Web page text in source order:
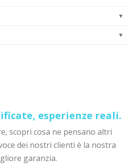
esperienze reali.
scopri cosa ne pensano altri
dei nostri clienti è la nostra
garanzia.